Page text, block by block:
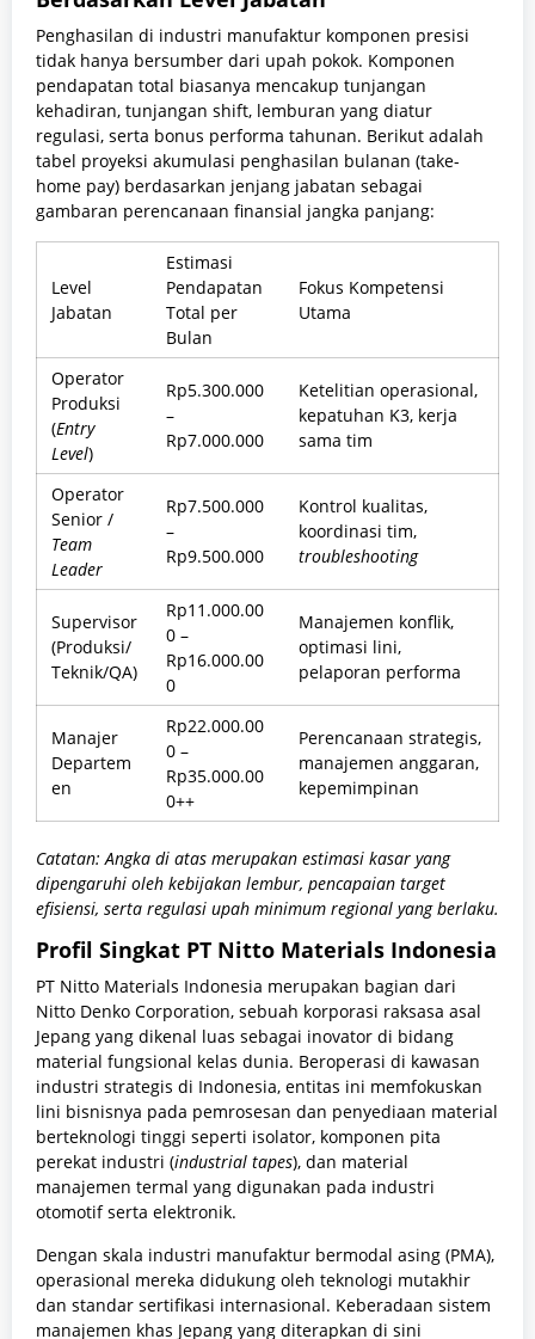
Penghasilan di industri manufaktur komponen presisi
tidak hanya bersumber dari upah pokok. Komponen
pendapatan total biasanya mencakup tunjangan
kehadiran, tunjangan shift, lemburan yang diatur
regulasi, serta bonus performa tahunan. Berikut adalah
tabel proyeksi akumulasi penghasilan bulanan (take-
home pay) berdasarkan jenjang jabatan sebagai
gambaran perencanaan finansial jangka panjang:
Level
Jabatan
Estimasi
Pendapatan
Total per
Bulan
Fokus Kompetensi
Utama
Operator
Produksi
(Entry
Level)
Rp5.300.000
–
Rp7.000.000
Ketelitian operasional,
kepatuhan K3, kerja
sama tim
Operator
Senior /
Team
Leader
Rp7.500.000
–
Rp9.500.000
Kontrol kualitas,
koordinasi tim,
troubleshooting
Supervisor
(Produksi/
Teknik/QA)
Rp11.000.00
0 –
Rp16.000.00
0
Manajemen konflik,
optimasi lini,
pelaporan performa
Manajer
Departem
en
Rp22.000.00
0 –
Rp35.000.00
0++
Perencanaan strategis,
manajemen anggaran,
kepemimpinan
Catatan: Angka di atas merupakan estimasi kasar yang
dipengaruhi oleh kebijakan lembur, pencapaian target
efisiensi, serta regulasi upah minimum regional yang berlaku.
Profil Singkat PT Nitto Materials Indonesia
PT Nitto Materials Indonesia merupakan bagian dari
Nitto Denko Corporation, sebuah korporasi raksasa asal
Jepang yang dikenal luas sebagai inovator di bidang
material fungsional kelas dunia. Beroperasi di kawasan
industri strategis di Indonesia, entitas ini memfokuskan
lini bisnisnya pada pemrosesan dan penyediaan material
berteknologi tinggi seperti isolator, komponen pita
perekat industri (industrial tapes), dan material
manajemen termal yang digunakan pada industri
otomotif serta elektronik.
Dengan skala industri manufaktur bermodal asing (PMA),
operasional mereka didukung oleh teknologi mutakhir
dan standar sertifikasi internasional. Keberadaan sistem
manajemen khas Jepang yang diterapkan di sini